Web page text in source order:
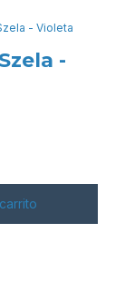
- Violeta
-